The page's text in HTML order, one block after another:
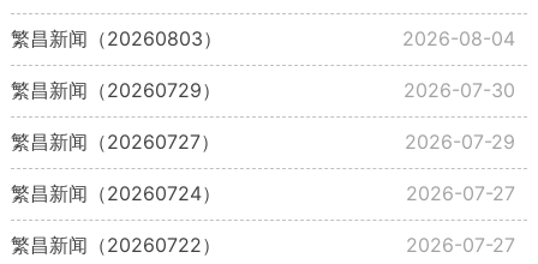
繁昌新闻（20260803） 2026-08-04
繁昌新闻（20260729） 2026-07-30
繁昌新闻（20260727） 2026-07-29
繁昌新闻（20260724） 2026-07-27
繁昌新闻（20260722） 2026-07-27